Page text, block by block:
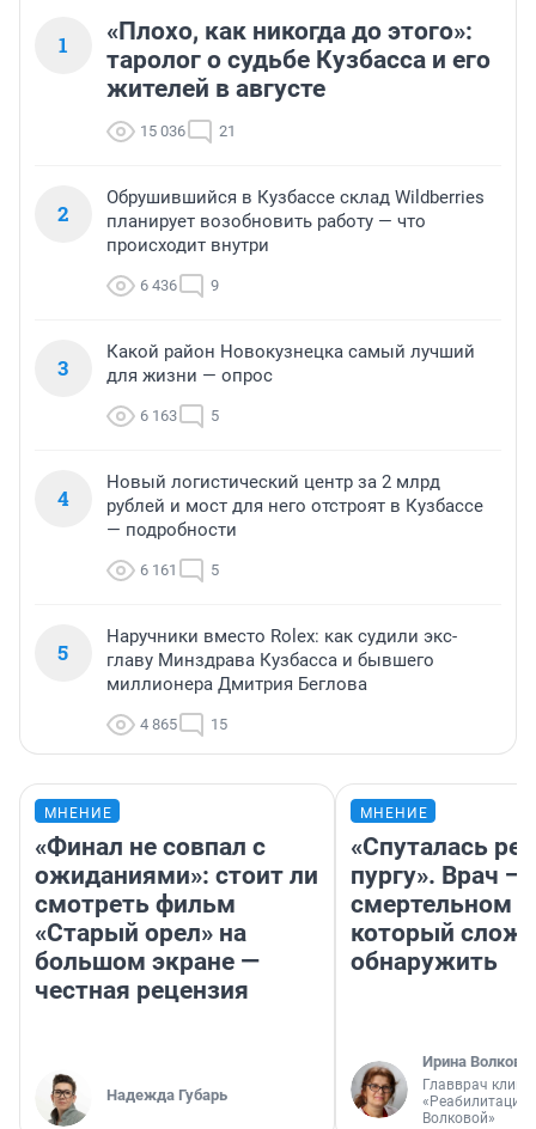
1
«Плохо, как никогда до этого»:
таролог о судьбе Кузбасса и его
жителей в августе
15 036 21
2
Обрушившийся в Кузбассе склад Wildberries
планирует возобновить работу — что
происходит внутри
6 436 9
3
Какой район Новокузнецка самый лучший
для жизни — опрос
6 163 5
4
Новый логистический центр за 2 млрд
рублей и мост для него отстроят в Кузбассе
— подробности
6 161 5
5
Наручники вместо Rolex: как судили экс-
главу Минздрава Кузбасса и бывшего
миллионера Дмитрия Беглова
4 865 15
МНЕНИЕ
«Финал не совпал с
ожиданиями»: стоит ли
смотреть фильм
«Старый орел» на
большом экране —
честная рецензия
Надежда Губарь
МНЕНИЕ
«Спуталась
пургу». Врач —
смертельном
который
обнаружить
Ирина Волкова
Главврач
«Реабилитация
Волковой»